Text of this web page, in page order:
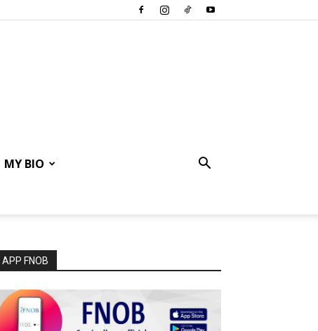
MY BIO
APP FNOB